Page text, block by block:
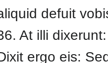
defuit
At illi
ergo eis: